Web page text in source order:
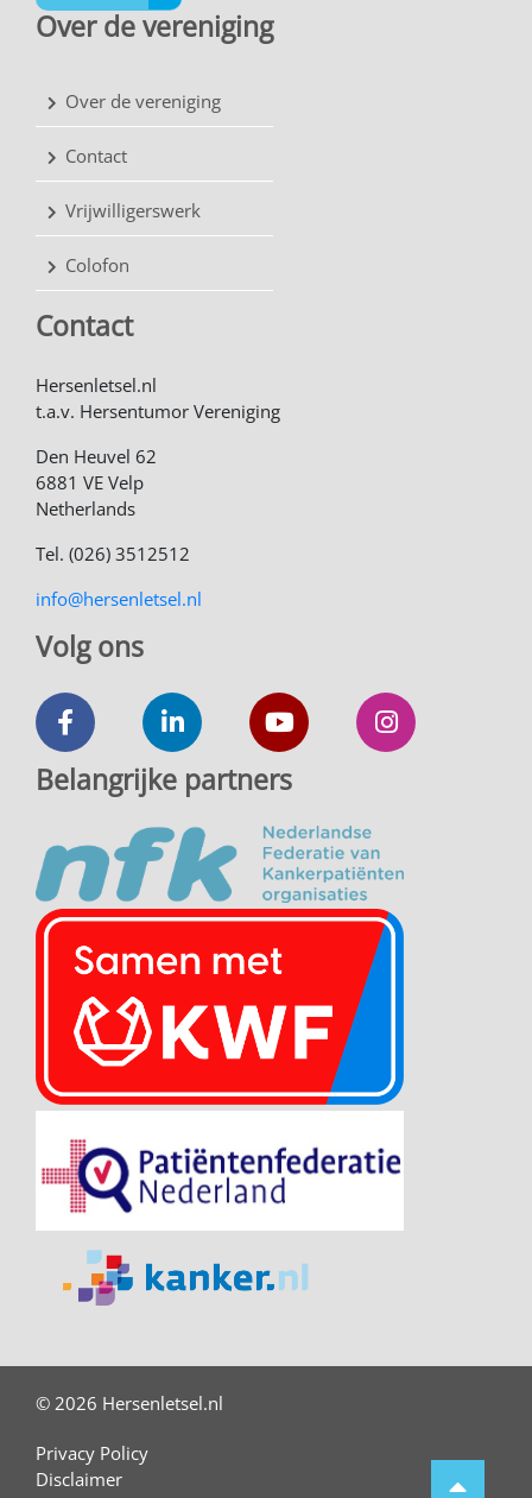
Over de vereniging
Over de vereniging
Contact
Vrijwilligerswerk
Colofon
Contact
Hersenletsel.nl
t.a.v. Hersentumor Vereniging
Den Heuvel 62
6881 VE Velp
Netherlands
Tel. (026) 3512512
info@hersenletsel.nl
Volg ons
Belangrijke partners
© 2026 Hersenletsel.nl
Privacy Policy
Disclaimer